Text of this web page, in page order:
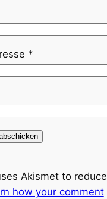
*
Akismet to reduce
how your comment